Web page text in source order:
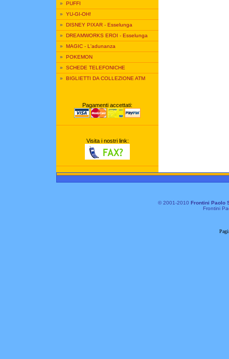
» PUFFI
» YU-GI-OH!
» DISNEY PIXAR - Esselunga
» DREAMWORKS EROI - Esselunga
» MAGIC - L'adunanza
» POKEMON
» SCHEDE TELEFONICHE
» BIGLIETTI DA COLLEZIONE ATM
Pagamenti accettati:
Visita i nostri link:
© 2001-2010 Frontini Paolo
Frontini